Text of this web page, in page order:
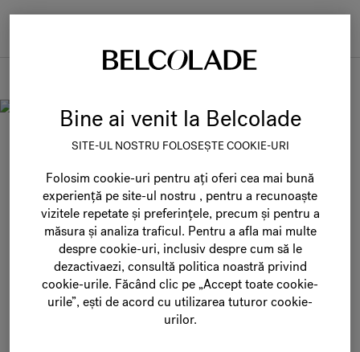
O CĂLĂTORIE A
INOVAȚIEI ȘI A
EXPERIENȚEI ÎN
GUST CU
BELC
LADE
Bine ai venit la Belcolade
SITE-UL NOSTRU FOLOSEȘTE COOKIE-URI
Folosim cookie-uri pentru ați oferi cea mai bună
experiență pe site-ul nostru , pentru a recunoaște
vizitele repetate și preferințele, precum și pentru a
măsura și analiza traficul. Pentru a afla mai multe
despre cookie-uri, inclusiv despre cum să le
dezactivaezi, consultă politica noastră privind
cookie-urile. Făcând clic pe „Accept toate cookie-
urile”, ești de acord cu utilizarea tuturor cookie-
urilor.